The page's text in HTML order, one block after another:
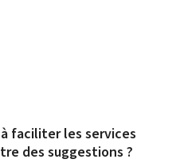
faciliter les services
des suggestions ?